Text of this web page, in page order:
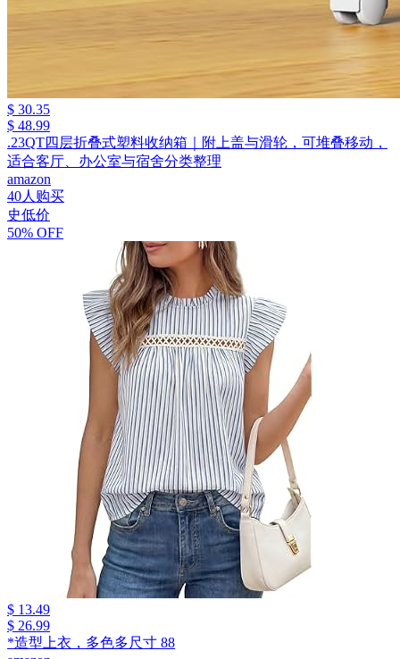
$ 30.35
$ 48.99
.23QT四层折叠式塑料收纳箱｜附上盖与滑轮，可堆叠移动，
适合客厅、办公室与宿舍分类整理
amazon
40人购买
史低价
50% OFF
$ 13.49
$ 26.99
*造型上衣，多色多尺寸 88